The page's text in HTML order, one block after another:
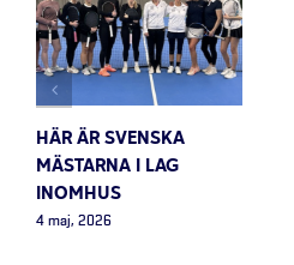
HÄR ÄR SVENSKA
MÄSTARNA I LAG
INOMHUS
4 maj, 2026